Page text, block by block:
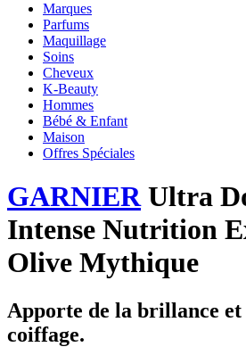
Marques
Parfums
Maquillage
Soins
Cheveux
K-Beauty
Hommes
Bébé & Enfant
Maison
Offres Spéciales
GARNIERUltra
Intense Nutrition
Olive Mythique
Apporte de la brillance
coiffage.